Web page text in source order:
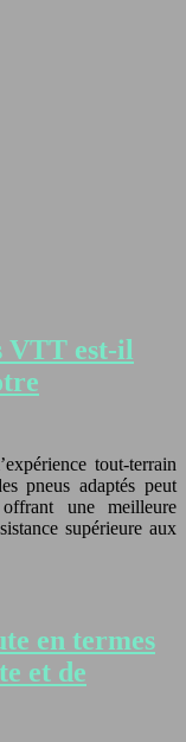
VTT est-il
tout-terrain
pneus adaptés peut
une meilleure
supérieure aux
en termes
et de